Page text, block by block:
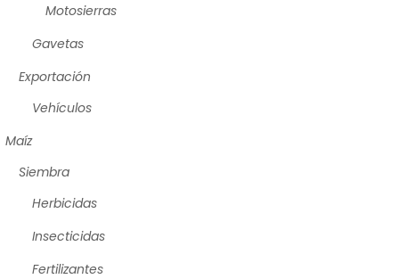
Motosierras
Gavetas
Exportación
Vehículos
Maíz
Siembra
Herbicidas
Insecticidas
Fertilizantes